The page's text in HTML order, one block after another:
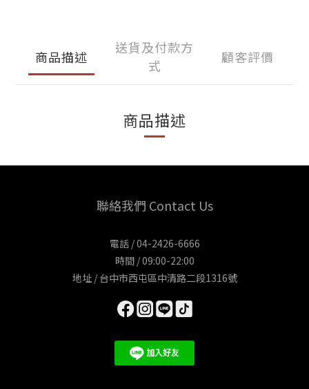
商品描述
送貨及付款方
式
顧客評價
商品描述
聯絡我們 Contact Us
電話 / 04-2426-6666
時間 / 09:00-22:00
地址 / 台中市西屯區中清路二段1316號